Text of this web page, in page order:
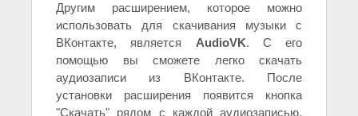
Другим расширением, которое можно
использовать для скачивания музыки с
ВКонтакте, является AudioVK. С его
помощью вы сможете легко скачать
аудиозаписи из ВКонтакте. После
установки расширения появится кнопка
"Скачать" рядом с каждой аудиозаписью.